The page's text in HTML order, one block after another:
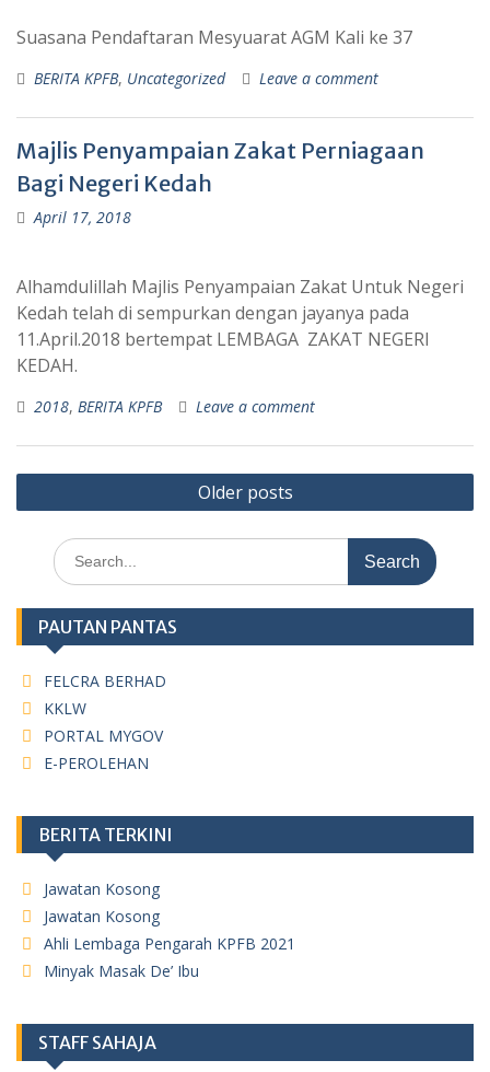
Suasana Pendaftaran Mesyuarat AGM Kali ke 37
BERITA KPFB, Uncategorized Leave a comment
Majlis Penyampaian Zakat Perniagaan
Bagi Negeri Kedah
April 17, 2018
Alhamdulillah Majlis Penyampaian Zakat Untuk Negeri
Kedah telah di sempurkan dengan jayanya pada
11.April.2018 bertempat LEMBAGA ZAKAT NEGERI
KEDAH.
2018, BERITA KPFB Leave a comment
Posts
navigation
Older posts
Search
for:
PAUTAN PANTAS
FELCRA BERHAD
KKLW
PORTAL MYGOV
E-PEROLEHAN
BERITA TERKINI
Jawatan Kosong
Jawatan Kosong
Ahli Lembaga Pengarah KPFB 2021
Minyak Masak De’ Ibu
STAFF SAHAJA